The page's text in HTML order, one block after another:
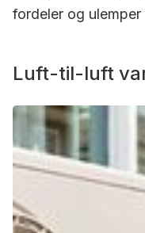
fordeler og
Luft-til-luft